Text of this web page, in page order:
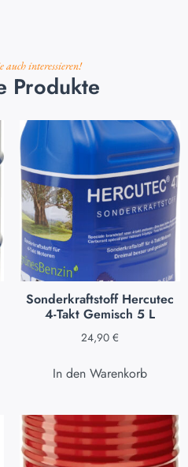
auch interessieren!
Produkte
Sonderkraftstoff Hercutec
4-Takt Gemisch 5 L
24,90 €
In den Warenkorb